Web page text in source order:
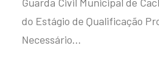
Guarda Civil Municipal de
do Estágio de Qualificação
Necessário…